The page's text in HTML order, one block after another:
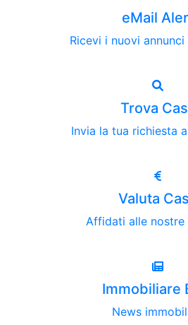
eMail
Ricevi i nuovi
Trova
Invia la tua richiesta
Valuta
Affidati alle nostre
Immobiliare
News